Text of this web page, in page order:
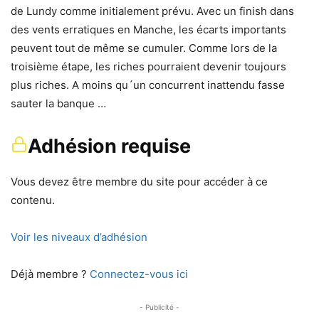
de Lundy comme initialement prévu. Avec un finish dans
des vents erratiques en Manche, les écarts importants
peuvent tout de même se cumuler. Comme lors de la
troisième étape, les riches pourraient devenir toujours
plus riches. A moins qu´un concurrent inattendu fasse
sauter la banque …
Adhésion requise
Vous devez être membre du site pour accéder à ce
contenu.
Voir les niveaux d’adhésion
Déjà membre ? Connectez-vous ici
- Publicité -